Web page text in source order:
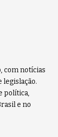
com notícias
política,
e no